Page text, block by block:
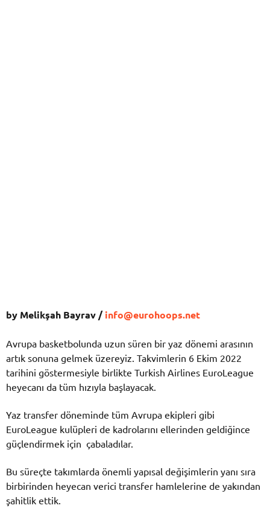
by Melikşah Bayrav /info@eurohoops.net
Avrupa basketbolunda uzun süren bir yaz dönemi arasının
artık sonuna gelmek üzereyiz. Takvimlerin 6 Ekim 2022
tarihini göstermesiyle birlikte Turkish Airlines EuroLeague
heyecanı da tüm hızıyla başlayacak.
Yaz transfer döneminde tüm Avrupa ekipleri gibi
EuroLeague kulüpleri de kadrolarını ellerinden geldiğince
güçlendirmek için çabaladılar.
Bu süreçte takımlarda önemli yapısal değişimlerin yanı sıra
birbirinden heyecan verici transfer hamlelerine de yakından
şahitlik ettik.